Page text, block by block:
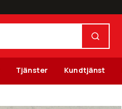
Tjänster Kundtjänst